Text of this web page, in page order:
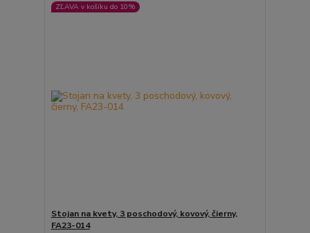
ZĽAVA v košíku do 10%
Stojan na kvety, 3 poschodový, kovový, čierny,
FA23-014